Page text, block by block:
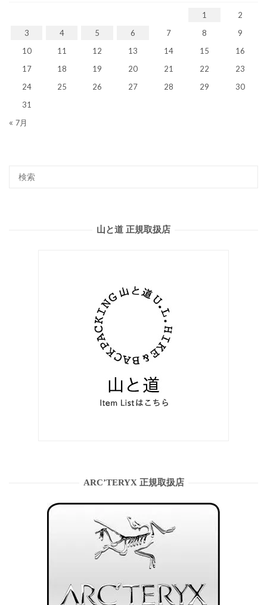
1
2
3
4 5 6 7 8
9
10
11 12 13 14 15
16
17
18 19 20 21 22
23
24
25 26 27 28 29
30
31
« 7月
山と道 正規取扱店
ARC’TERYX 正規取扱店